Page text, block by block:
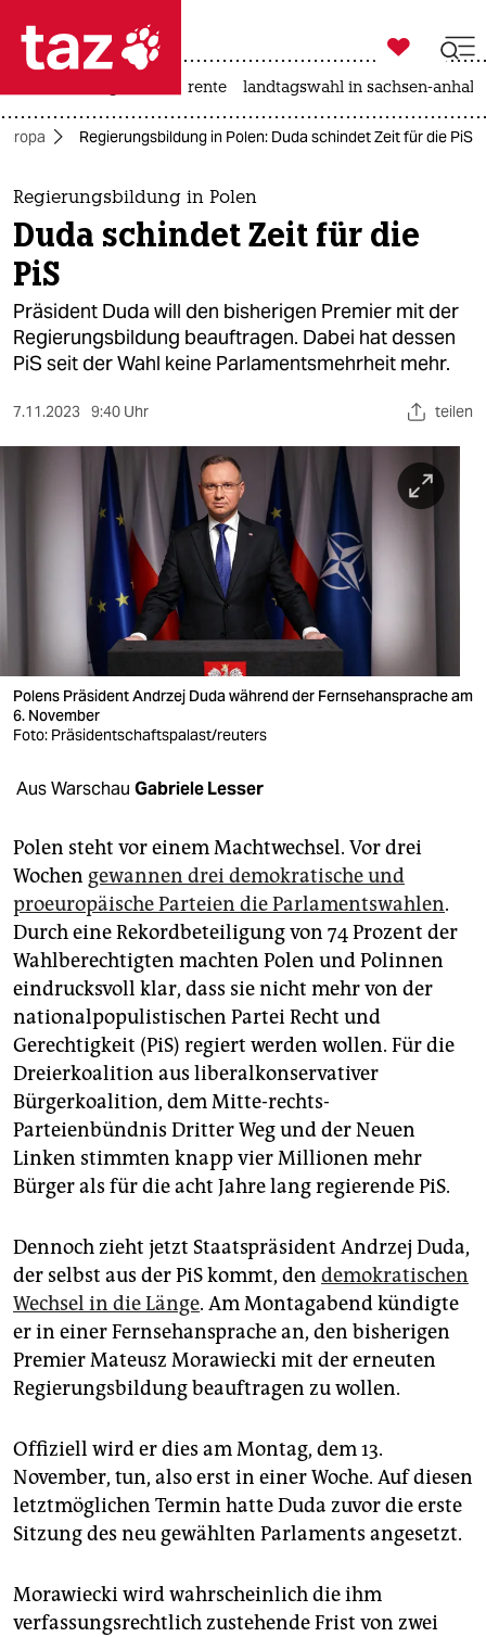
 taz zahl ich
taz zahl ich
themen
politik
öko
gesellschaft
sport
wahrheit
verlag
veranstaltungen
unterstützen
genossenschaft
epaper login

taz zahl ich
rente landtagswahl in sachsen-anhalt
Regierungsbildung in Polen: Duda schindet Zeit für die PiS
Regierungsbildung in Polen
Duda schindet Zeit für die
PiS
Präsident Duda will den bisherigen Premier mit der
Regierungsbildung beauftragen. Dabei hat dessen
PiS seit der Wahl keine Parlamentsmehrheit mehr.
7.11.2023 9:40 Uhr teilen
Polens Präsident Andrzej Duda während der Fernsehansprache am
6. November
Foto: Präsidentschaftspalast/reuters
Aus Warschau Gabriele Lesser
Polen steht vor einem Machtwechsel. Vor drei
Wochen gewannen drei demokratische und
proeuropäische Parteien die Parlamentswahlen.
Durch eine Rekordbeteiligung von 74 Prozent der
Wahlberechtigten machten Polen und Polinnen
eindrucksvoll klar, dass sie nicht mehr von der
nationalpopulistischen Partei Recht und
Gerechtigkeit (PiS) regiert werden wollen. Für die
Dreierkoalition aus liberalkonservativer
Bürgerkoalition, dem Mitte-rechts-
Parteienbündnis Dritter Weg und der Neuen
Linken stimmten knapp vier Millionen mehr
Bürger als für die acht Jahre lang regierende PiS.
Dennoch zieht jetzt Staatspräsident Andrzej Duda,
der selbst aus der PiS kommt, den demokratischen
Wechsel in die Länge. Am Montagabend kündigte
er in einer Fernsehansprache an, den bisherigen
Premier Mateusz Morawiecki mit der erneuten
Regierungsbildung beauftragen zu wollen.
Offiziell wird er dies am Montag, dem 13.
November, tun, also erst in einer Woche. Auf diesen
letztmöglichen Termin hatte Duda zuvor die erste
Sitzung des neu gewählten Parlaments angesetzt.
Morawiecki wird wahrscheinlich die ihm
verfassungsrechtlich zustehende Frist von zwei